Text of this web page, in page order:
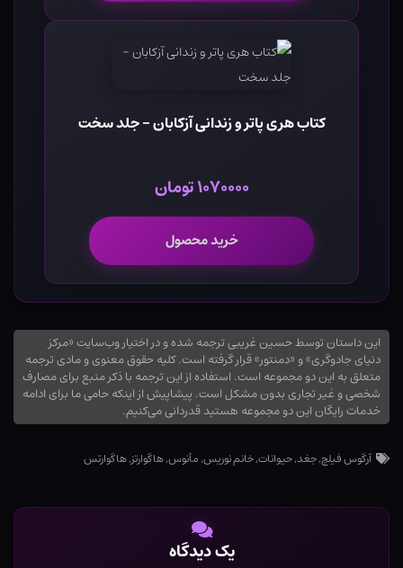
کتاب هری پاتر و زندانی آزکابان - جلد سخت
۱۰۷۰۰۰۰ تومان
خرید محصول
این داستان توسط حسین غریبی ترجمه شده و در اختیار وب‌سایت «مرکز
دنیای جادوگری» و «دمنتور» قرار گرفته است. کلیه حقوق معنوی و مادی ترجمه
متعلق به این دو مجموعه است. استفاده از این ترجمه با ذکر منبع برای مصارف
شخصی و غیر تجاری بدون مشکل است. پیشاپیش از اینکه حامی ما برای ادامه
خدمات رایگان این دو مجموعه هستید قدردانی می‌کنیم.
آرگوس فیلچ,جغد,حیوانات,خانم نوریس,مأنوس,هاگوارتز,هاگوارتس
یک دیدگاه